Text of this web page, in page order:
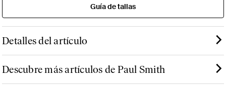
Guía de tallas
Detalles del artículo
Descubre más artículos de Paul Smith